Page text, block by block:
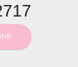
中